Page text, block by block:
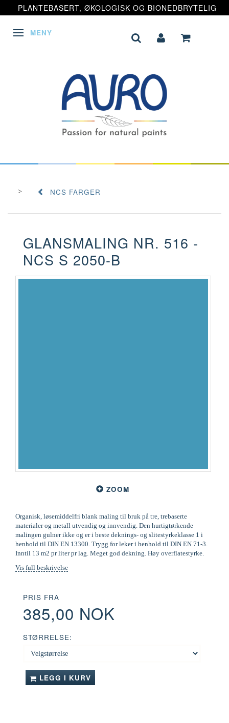
PLANTEBASERT, ØKOLOGISK OG BIONEDBRYTELIG
VEKSLE NAVIGASJON
MENY
NCS FARGER
GLANSMALING NR. 516 -
NCS S 2050-B
ZOOM
Organisk, løsemiddelfri blank maling til bruk på tre, trebaserte
materialer og metall utvendig og innvendig. Den hurtigtørkende
malingen gulner ikke og er i beste deknings- og slitestyrkeklasse 1 i
henhold til DIN EN 13300. Trygg for leker i henhold til DIN EN 71-3.
Inntil 13 m2 pr liter pr lag. Meget god dekning. Høy overflatestyrke.
Vis full beskrivelse
PRIS FRA
385,00 NOK
STØRRELSE:
LEGG I KURV